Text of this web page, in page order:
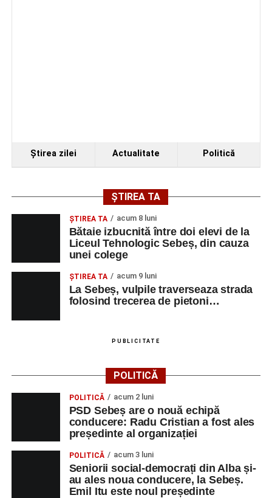
Ştirea zilei Actualitate Politică
ȘTIREA TA
ŞTIREA TA acum 8 luni
Bătaie izbucnită între doi elevi de la
Liceul Tehnologic Sebeș, din cauza
unei colege
ŞTIREA TA acum 9 luni
La Sebeș, vulpile traverseaza strada
folosind trecerea de pietoni…
PUBLICITATE
POLITICĂ
POLITICĂ acum 2 luni
PSD Sebeș are o nouă echipă
conducere: Radu Cristian a fost ales
președinte al organizației
POLITICĂ acum 3 luni
Seniorii social-democrați din Alba și-
au ales noua conducere, la Sebeș.
Emil Itu este noul președinte